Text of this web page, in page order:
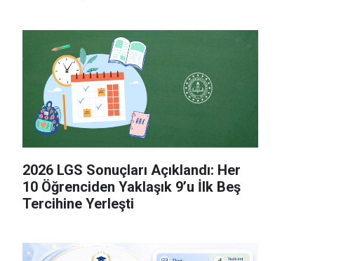
2026 LGS Sonuçları Açıklandı: Her
10 Öğrenciden Yaklaşık 9’u İlk Beş
Tercihine Yerleşti